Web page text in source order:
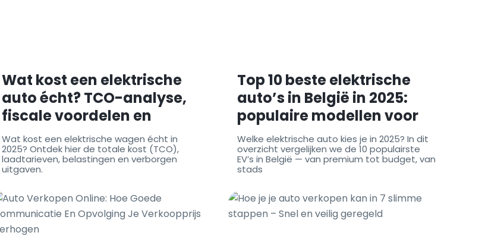
Wat kost een elektrische
auto écht? TCO-analyse,
fiscale voordelen en
bespaartips (2025)
Wat kost een elektrische wagen écht in
2025? Ontdek hier de totale kost (TCO),
laadtarieven, belastingen en verborgen
uitgaven.
Top 10 beste elektrische
auto’s in België in 2025:
populaire modellen voor
elk type bestuurder
Welke elektrische auto kies je in 2025? In dit
overzicht vergelijken we de 10 populairste
EV’s in België — van premium tot budget, van
stads